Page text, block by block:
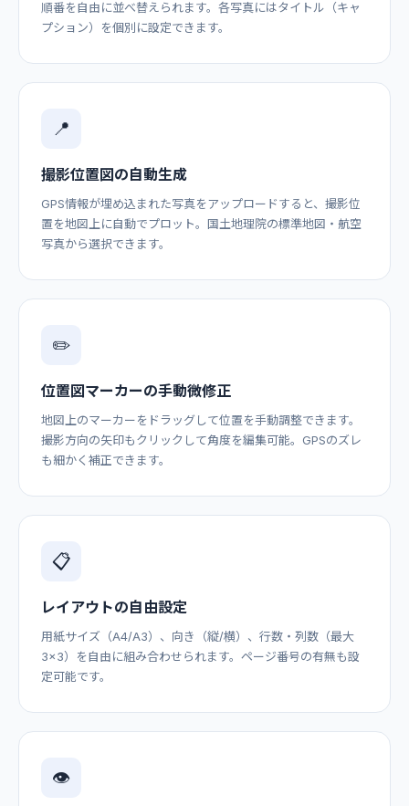
順番を自由に並べ替えられます。各写真にはタイトル（キャ
プション）を個別に設定できます。
📍
撮影位置図の自動生成
GPS情報が埋め込まれた写真をアップロードすると、撮影位
置を地図上に自動でプロット。国土地理院の標準地図・航空
写真から選択できます。
✏️
位置図マーカーの手動微修正
地図上のマーカーをドラッグして位置を手動調整できます。
撮影方向の矢印もクリックして角度を編集可能。GPSのズレ
も細かく補正できます。
📋
レイアウトの自由設定
用紙サイズ（A4/A3）、向き（縦/横）、行数・列数（最大
3×3）を自由に組み合わせられます。ページ番号の有無も設
定可能です。
👁️